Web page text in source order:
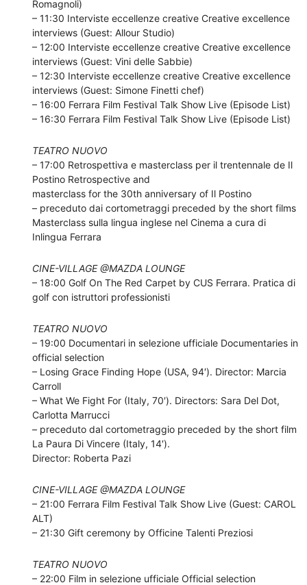
Romagnoli)
– 11:30 Interviste eccellenze creative Creative excellence
interviews (Guest: Allour Studio)
– 12:00 Interviste eccellenze creative Creative excellence
interviews (Guest: Vini delle Sabbie)
– 12:30 Interviste eccellenze creative Creative excellence
interviews (Guest: Simone Finetti chef)
– 16:00 Ferrara Film Festival Talk Show Live (Episode List)
– 16:30 Ferrara Film Festival Talk Show Live (Episode List)
TEATRO NUOVO
– 17:00 Retrospettiva e masterclass per il trentennale de Il
Postino Retrospective and
masterclass for the 30th anniversary of Il Postino
– preceduto dai cortometraggi preceded by the short films
Masterclass sulla lingua inglese nel Cinema a cura di
Inlingua Ferrara
CINE-VILLAGE @MAZDA LOUNGE
– 18:00 Golf On The Red Carpet by CUS Ferrara. Pratica di
golf con istruttori professionisti
TEATRO NUOVO
– 19:00 Documentari in selezione ufficiale Documentaries in
official selection
– Losing Grace Finding Hope (USA, 94′). Director: Marcia
Carroll
– What We Fight For (Italy, 70′). Directors: Sara Del Dot,
Carlotta Marrucci
– preceduto dal cortometraggio preceded by the short film
La Paura Di Vincere (Italy, 14′).
Director: Roberta Pazi
CINE-VILLAGE @MAZDA LOUNGE
– 21:00 Ferrara Film Festival Talk Show Live (Guest: CAROL
ALT)
– 21:30 Gift ceremony by Officine Talenti Preziosi
TEATRO NUOVO
– 22:00 Film in selezione ufficiale Official selection